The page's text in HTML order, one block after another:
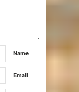
Name
Email